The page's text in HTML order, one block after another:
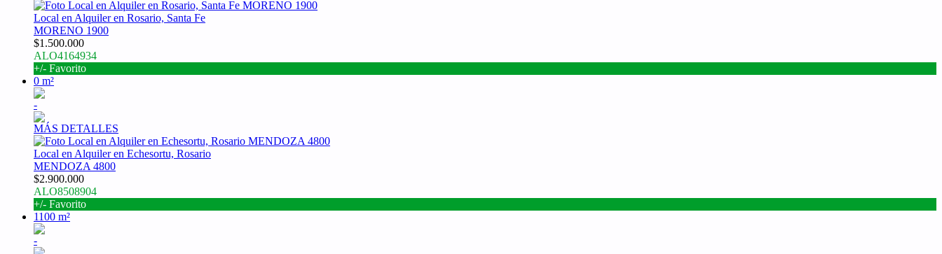
Local en Alquiler en Rosario, Santa Fe
MORENO 1900
$1.500.000
ALO4164934
+/- Favorito
0 m²
-
MÁS DETALLES
Local en Alquiler en Echesortu, Rosario
MENDOZA 4800
$2.900.000
ALO8508904
+/- Favorito
1100 m²
-